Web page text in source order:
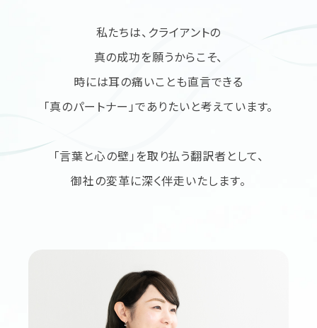
私たちは、クライアントの
真の成功を願うからこそ、
時には耳の痛いことも直言できる
「真のパートナー」でありたいと考えています。
「言葉と心の壁」を取り払う翻訳者として、
御社の変革に深く伴走いたします。